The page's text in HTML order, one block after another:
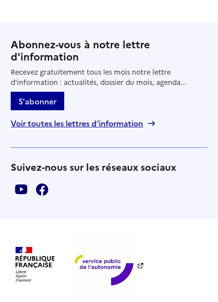
Abonnez-vous à notre lettre
d'information
Recevez gratuitement tous les mois notre lettre
d'information : actualités, dossier du mois, agenda...
S'abonner
Voir toutes les lettres d'information
Suivez-nous sur les réseaux sociaux